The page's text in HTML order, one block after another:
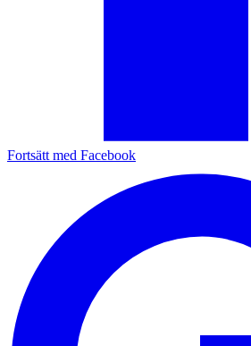
Fortsätt med Facebook